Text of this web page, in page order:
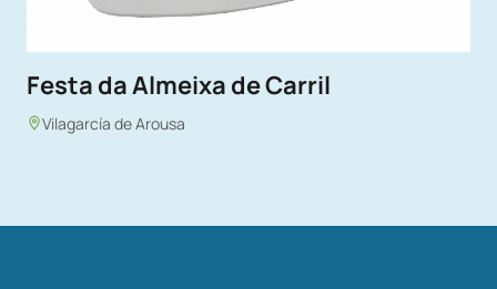
Festa da Almeixa de Carril
Vilagarcía de Arousa